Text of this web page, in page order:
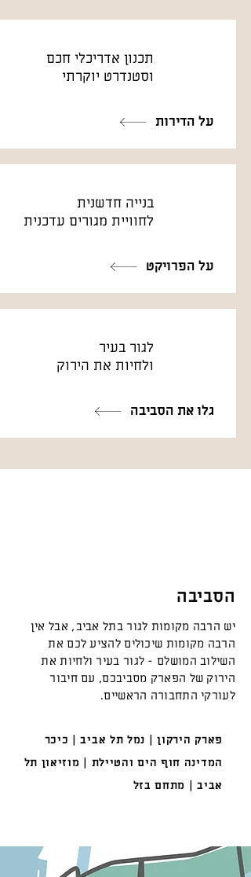
תכנון אדריכלי חכם
וסטנדרט יוקרתי
על הדירות
בנייה חדשנית
לחוויית מגורים עדכנית
על הפרויקט
לגור בעיר
ולחיות את הירוק
גלו את הסביבה
הסביבה
יש הרבה מקומות לגור בתל אביב, אבל אין
הרבה מקומות שיכולים להציע לכם את
השילוב המושלם - לגור בעיר ולחיות את
הירוק של הפארק מסביבכם, עם חיבור
לעורקי התחבורה הראשיים.
פארק הירקון | נמל תל אביב | כיכר
המדינה חוף הים והטיילת | מוזיאון תל
אביב | מתחם בזל